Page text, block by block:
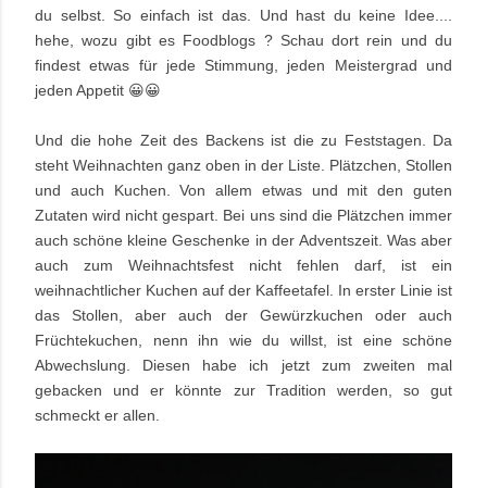
du selbst. So einfach ist das. Und hast du keine Idee....
hehe, wozu gibt es Foodblogs ? Schau dort rein und du
findest etwas für jede Stimmung, jeden Meistergrad und
jeden Appetit 😀😀
Und die hohe Zeit des Backens ist die zu Feststagen. Da
steht Weihnachten ganz oben in der Liste. Plätzchen, Stollen
und auch Kuchen. Von allem etwas und mit den guten
Zutaten wird nicht gespart. Bei uns sind die Plätzchen immer
auch schöne kleine Geschenke in der Adventszeit. Was aber
auch zum Weihnachtsfest nicht fehlen darf, ist ein
weihnachtlicher Kuchen auf der Kaffeetafel. In erster Linie ist
das Stollen, aber auch der Gewürzkuchen oder auch
Früchtekuchen, nenn ihn wie du willst, ist eine schöne
Abwechslung. Diesen habe ich jetzt zum zweiten mal
gebacken und er könnte zur Tradition werden, so gut
schmeckt er allen.